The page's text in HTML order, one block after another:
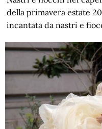
della primavera estate
incantata da nastri e